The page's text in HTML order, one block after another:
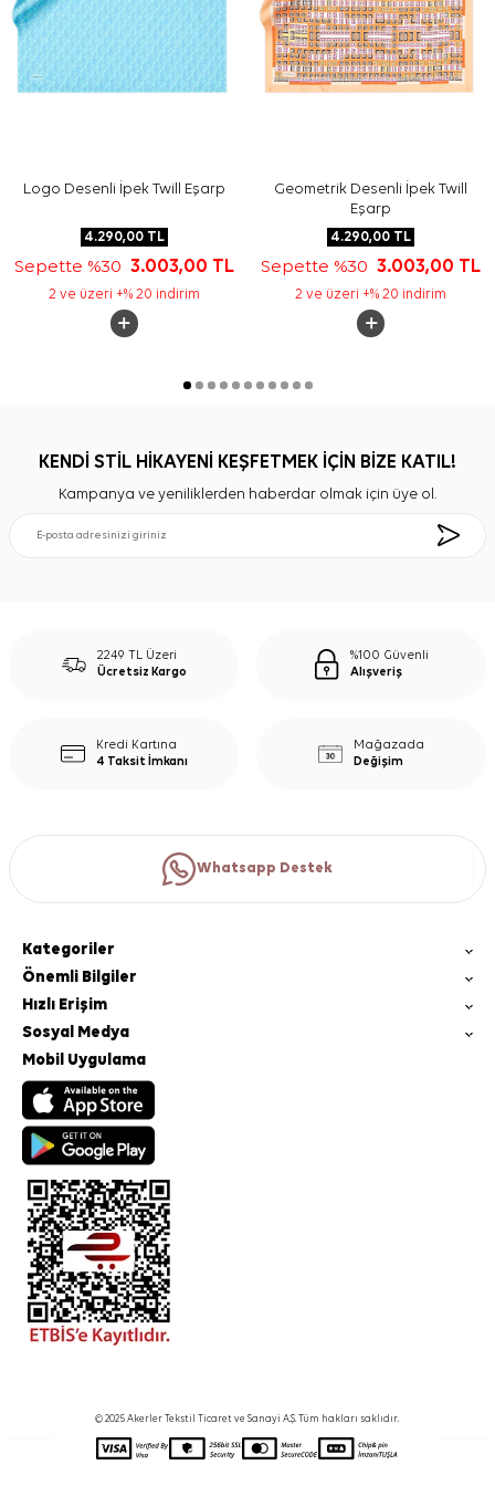
Cacharel ipek eşarp hangi kombinlerle kullanılabilir?
Bu eşarbın kalitesi nedir?
Logo Desenli İpek Twill Eşarp
4.290,00TL
Sepette %30 3.003,00 TL
2 ve üzeri +% 20 indirim
Geometrik Desenli İpek Twill
Eşarp
4.290,00 TL
Sepette %303.003,00 TL
2 ve üzeri +% 20 indirim
KENDİ STİL HİKAYENİ KEŞFETMEK İÇİN BİZE KATIL!
Kampanya ve yeniliklerden haberdar olmak için üye ol.
2249 TL Üzeri
Ücretsiz Kargo
%100 Güvenli
Alışveriş
Kredi Kartına
4 Taksit İmkanı
Mağazada
Değişim
Whatsapp Destek
Kategoriler
Önemli Bilgiler
Hızlı Erişim
Sosyal Medya
Mobil Uygulama
© 2025 Akerler Tekstil Ticaret ve Sanayi A.Ş. Tüm hakları saklıdır.